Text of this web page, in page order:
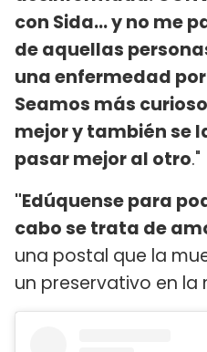
con Sida... y no me
de aquellas
una enfermedad por
Seamos más
mejor y también se
pasar mejor al otro."
"Edúquense para
cabo se trata de
una postal que la
un preservativo en la